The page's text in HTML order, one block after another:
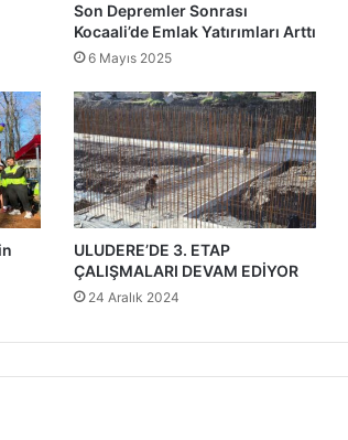
Son Depremler Sonrası
Kocaali’de Emlak Yatırımları Arttı
6 Mayıs 2025
ULUDERE’DE 3. ETAP
ÇALIŞMALARI DEVAM EDİYOR
24 Aralık 2024